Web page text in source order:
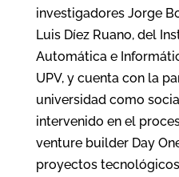
investigadores Jorge
Luis Díez Ruano, del
Automática e
UPV, y cuenta con la
universidad como
intervenido en el
venture builder Day
proyectos